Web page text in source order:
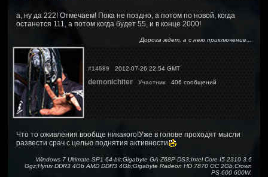
а, ну да 222! Отмечаем! Пока не поздно, а потом по новой, когда
останется 111, а потом когда будет 55, и в конце 2000!
Дорога ждет, а с нею приключение...
#14589 2012-07-26 22:54 GMT
demonichiter Участник 406 сообщений
Что то оживления вообще никакого!Уже в голове проходят мысли
развести срач с целью поднятия активности
Windows 7 Ultimate SP1 64-bit;Gigabyte GA-Z68P-DS3;Intel Core I5 2310 3.6
Ggz;Hynix DDR3 4Gb AMD DDR3 4Gb;Gigabyte Radeon HD 7870 OC 2Gb,Crown
PS-600 600W.